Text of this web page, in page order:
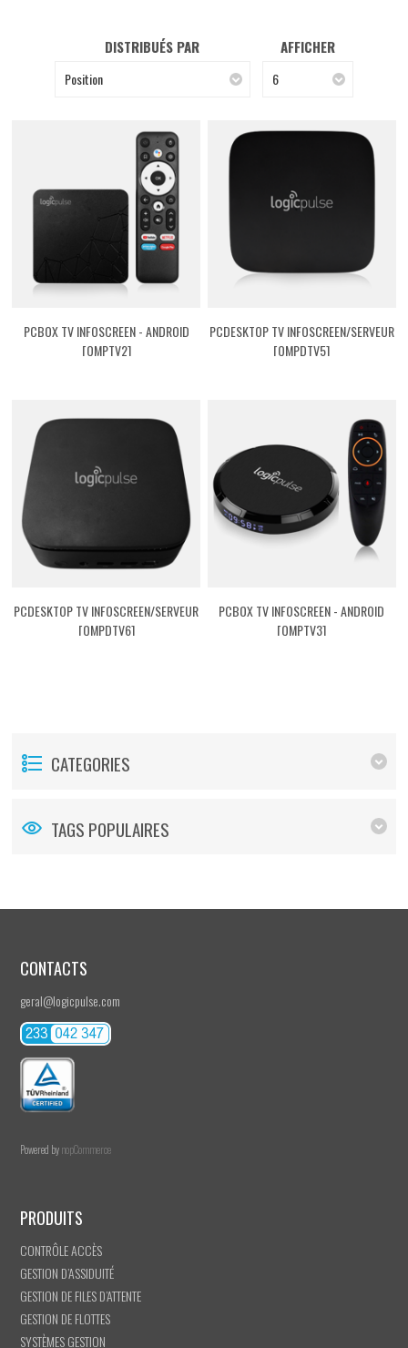
DISTRIBUÉS PAR
Position
AFFICHER
6
PCBOX TV INFOSCREEN - ANDROID
[QMPTV2]
PCDESKTOP TV INFOSCREEN/SERVEUR
[QMPDTV5]
PCDESKTOP TV INFOSCREEN/SERVEUR
[QMPDTV6]
PCBOX TV INFOSCREEN - ANDROID
[QMPTV3]
CATEGORIES
TAGS POPULAIRES
CONTACTS
geral@logicpulse.com
Powered bynopCommerce
PRODUITS
CONTRÔLE ACCÈS
GESTION D’ASSIDUITÉ
GESTION DE FILES D’ATTENTE
GESTION DE FLOTTES
SYSTÈMES GESTION